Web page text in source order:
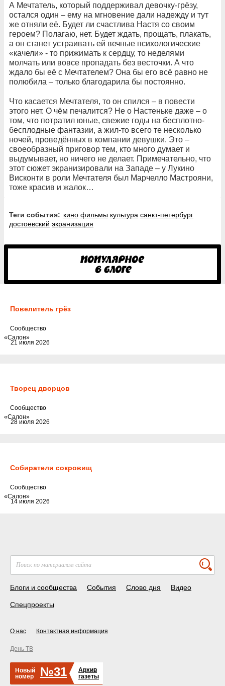
А Мечтатель, который поддерживал девочку-грёзу,
остался один – ему на мгновение дали надежду и тут
же отняли её. Будет ли счастлива Настя со своим
героем? Полагаю, нет. Будет ждать, прощать, плакать,
а он станет устраивать ей вечные психологические
«качели» - то прижимать к сердцу, то неделями
молчать или вовсе пропадать без весточки. А что
ждало бы её с Мечтателем? Она бы его всё равно не
полюбила – только благодарила бы постоянно.
Что касается Мечтателя, то он спился – в повести
этого нет. О чём печалится? Не о Настеньке даже – о
том, что потратил юные, свежие годы на бесплотно-
бесплодные фантазии, а жил-то всего те несколько
ночей, проведённых в компании девушки. Это –
своеобразный приговор тем, кто много думает и
выдумывает, но ничего не делает. Примечательно, что
этот сюжет экранизировали на Западе – у Лукино
Висконти в роли Мечтателя был Марчелло Мастрояни,
тоже красив и жалок…
Теги события: кино фильмы культура санкт-петербург
достоевский экранизация
Повелитель грёз
21 июля 2026
Cообщество
«Салон»
Творец дворцов
28 июля 2026
Cообщество
«Салон»
Собиратели сокровищ
14 июля 2026
Cообщество
«Салон»
Блоги и сообщества События Слово дня Видео
Спецпроекты
О нас Контактная информация
День ТВ
Новый
номер
№31
Архив
газеты